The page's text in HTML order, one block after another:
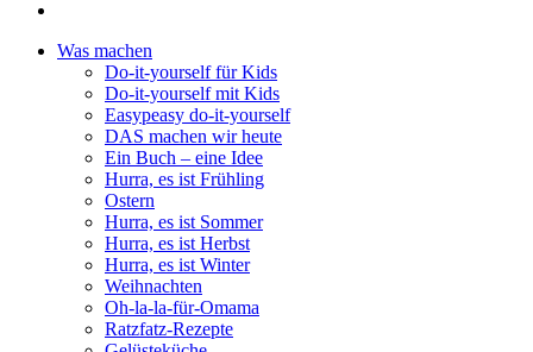
Was machen
Do-it-yourself für Kids
Do-it-yourself mit Kids
Easypeasy do-it-yourself
DAS machen wir heute
Ein Buch – eine Idee
Hurra, es ist Frühling
Ostern
Hurra, es ist Sommer
Hurra, es ist Herbst
Hurra, es ist Winter
Weihnachten
Oh-la-la-für-Omama
Ratzfatz-Rezepte